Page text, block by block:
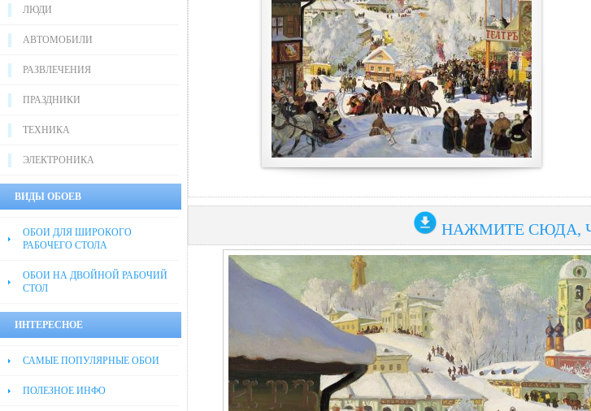
ЛЮДИ
АВТОМОБИЛИ
РАЗВЛЕЧЕНИЯ
ПРАЗДНИКИ
ТЕХНИКА
ЭЛЕКТРОНИКА
ВИДЫ ОБОЕВ
ОБОИ ДЛЯ ШИРОКОГО
РАБОЧЕГО СТОЛА
ОБОИ НА ДВОЙНОЙ РАБОЧИЙ
СТОЛ
ИНТЕРЕСНОЕ
САМЫЕ ПОПУЛЯРНЫЕ ОБОИ
ПОЛЕЗНОЕ ИНФО
НАЖМИТЕ СЮДА,